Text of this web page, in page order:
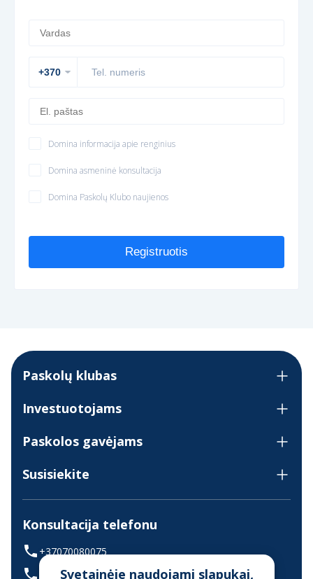
Domina informacija apie renginius
Domina asmeninė konsultacija
Domina Paskolų Klubo naujienos
Registruotis
Paskolų klubas
Investuotojams
Paskolos gavėjams
Susisiekite
Konsultacija telefonu
+37070080075
(skambinant iš užsienio +37068700300)
Svetainėje naudojami slapukai,